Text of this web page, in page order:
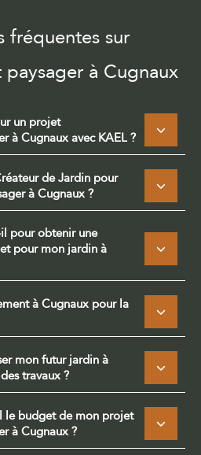
fréquentes sur
paysager à Cugnaux
un projet
à Cugnaux avec KAEL ?
de Jardin pour
à Cugnaux ?
pour obtenir une
pour mon jardin à
à Cugnaux pour la
mon futur jardin à
travaux ?
le budget de mon projet
à Cugnaux ?